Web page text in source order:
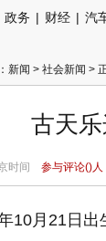
政务 | 财经 | 汽
新闻 > 社会新闻 >
古天
时间 参与评论()人
10月21日